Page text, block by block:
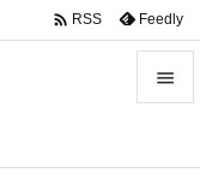

 RSS Feedly